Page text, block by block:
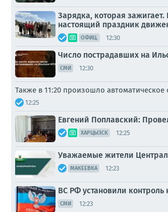
Зарядка, которая
настоящий праздник
ОФИЦ. 12:30
Число пострадавших на
СМИ 12:30
Также в 11:20 произошло
12:25
Евгений Поплавский:
ХАРЦЫЗСК 12:25
Уважаемые жители
МАКЕЕВКА 12:23
ВС РФ установили
СМИ 12:23